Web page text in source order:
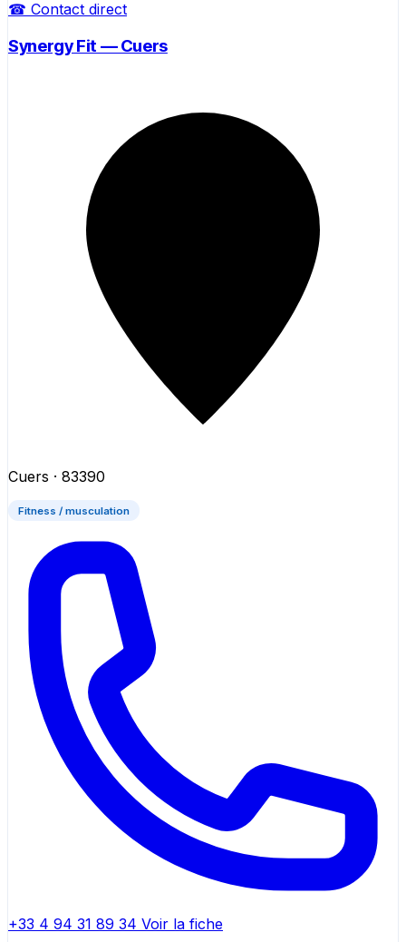
☎ Contact direct
Synergy Fit — Cuers
Cuers · 83390
Fitness / musculation
+33 4 94 31 89 34 Voir la fiche